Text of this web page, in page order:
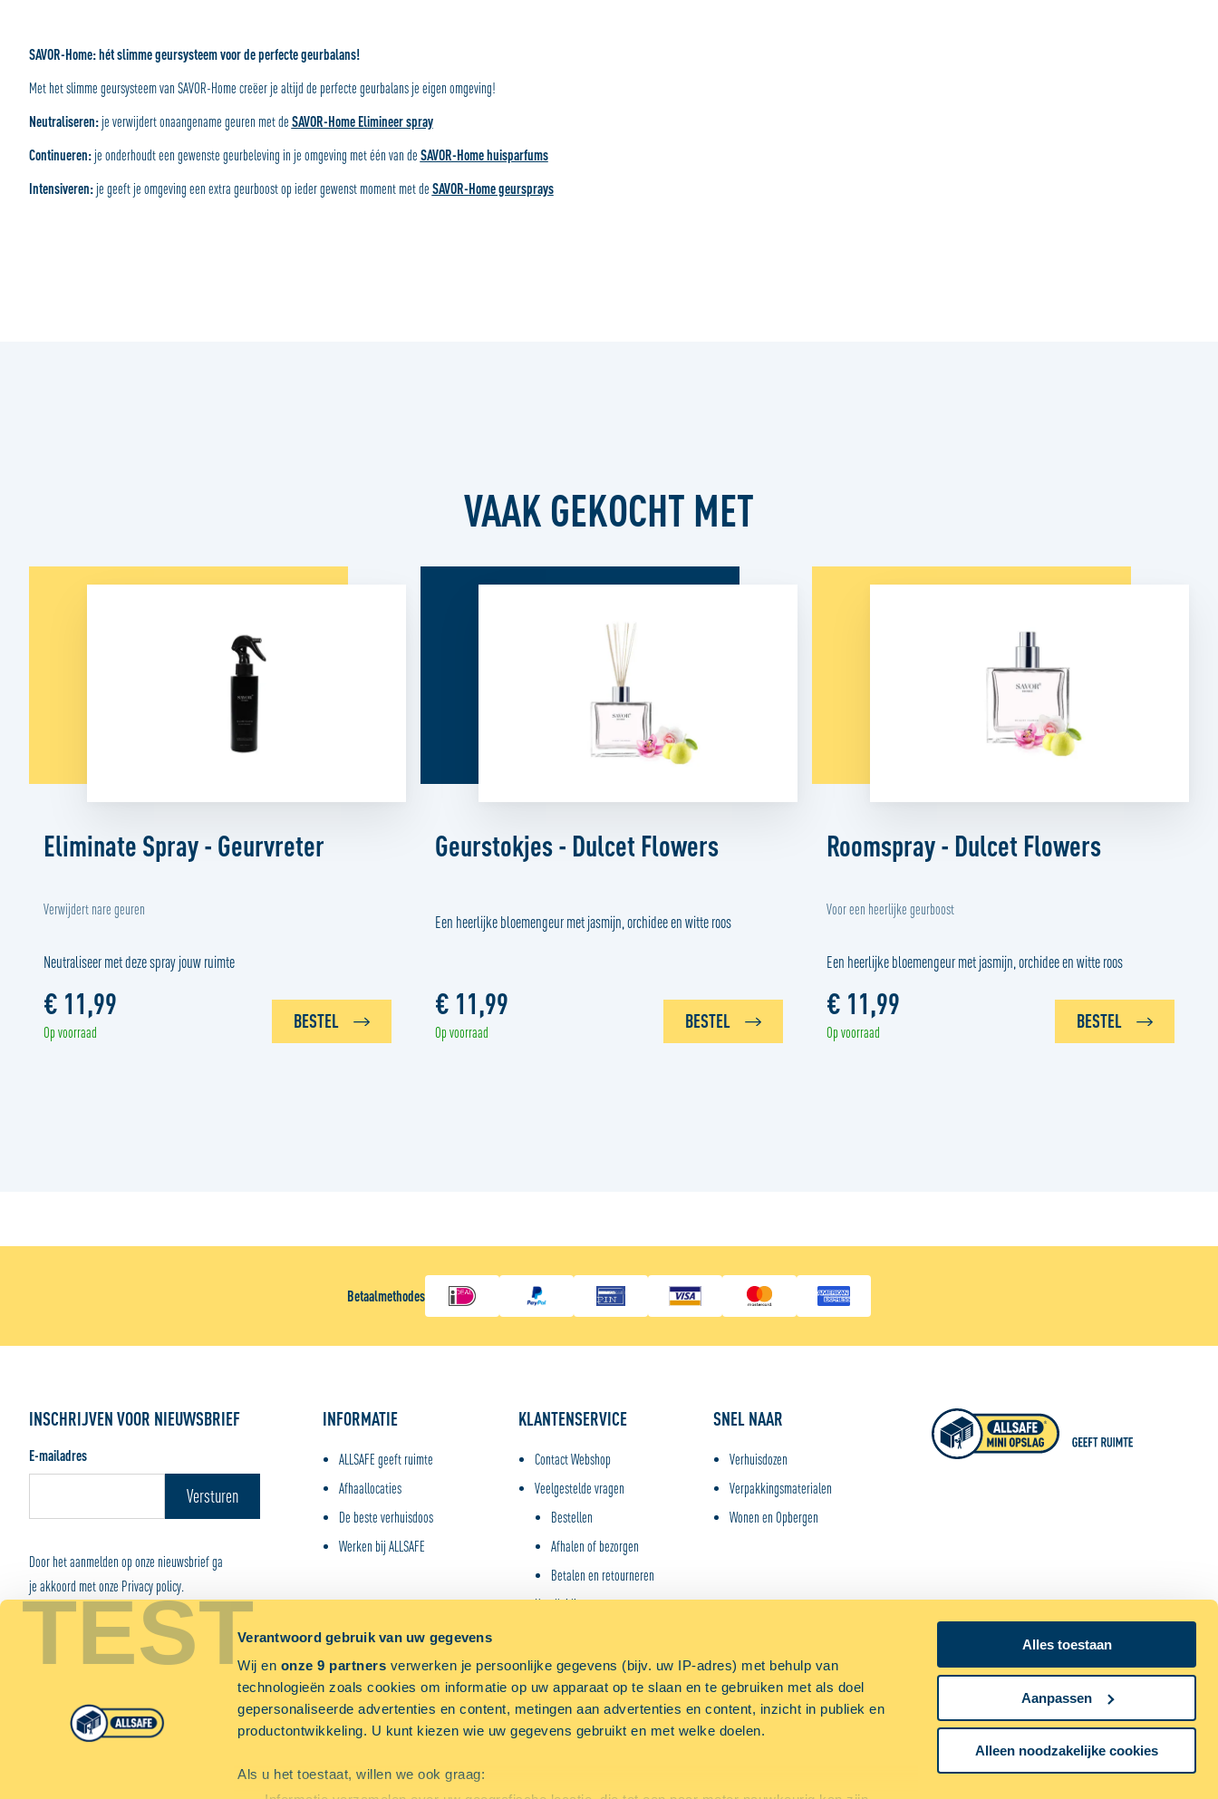
TESTVerantwoord gebruik van uw gegevens
Wij en onze 9 partners verwerken je persoonlijke gegevens (bijv. uw IP-adres) met behulp van
technologieën zoals cookies om informatie op uw apparaat op te slaan en te gebruiken met als doel
gepersonaliseerde advertenties en content, metingen aan advertenties en content, inzicht in publiek en
productontwikkeling. U kunt kiezen wie uw gegevens gebruikt en met welke doelen.
Als u het toestaat, willen we ook graag:
Alles toestaan
Aanpassen
Alleen noodzakelijke cookies
SAVOR-Home: hét slimme geursysteem voor de perfecte geurbalans!
Met het slimme geursysteem van SAVOR-Home creëer je altijd de perfecte geurbalans je eigen omgeving!
Neutraliseren:je verwijdert onaangename geuren met de SAVOR-Home Elimineer spray
Continueren:je onderhoudt een gewenste geurbeleving in je omgeving met één van de SAVOR-Home huisparfums
Intensiveren:je geeft je omgeving een extra geurboost op ieder gewenst moment met de SAVOR-Home geursprays
VAAK GEKOCHT MET
Eliminate Spray - Geurvreter
Verwijdert nare geuren
Neutraliseer met deze spray jouw ruimte
€ 11,99
Op voorraad
BESTEL
Geurstokjes - Dulcet Flowers
Een heerlijke bloemengeur met jasmijn, orchidee en witte roos
€ 11,99
Op voorraad
BESTEL
Roomspray - Dulcet Flowers
Voor een heerlijke geurboost
Een heerlijke bloemengeur met jasmijn, orchidee en witte roos
€ 11,99
Op voorraad
BESTEL
Betaalmethodes
INSCHRIJVEN VOOR NIEUWSBRIEF
E-mailadres
Door het aanmelden op onze nieuwsbrief ga
je akkoord met onze Privacy policy.
INFORMATIE
ALLSAFE geeft ruimte
Afhaallocaties
De beste verhuisdoos
Werken bij ALLSAFE
KLANTENSERVICE
Contact Webshop
Veelgestelde vragen
Bestellen
Afhalen of bezorgen
Betalen en retourneren
Handleidingen
SNEL NAAR
Verhuisdozen
Verpakkingsmaterialen
Wonen en Opbergen
© 2026 - ALLSAFE PRIVACY ALGEMENE VOORWAARDEN COOKIES TOESTEMMING VERANDEREN